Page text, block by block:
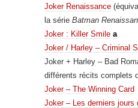
Joker Renaissance
la série Batman
Joker : Killer Smile a
Joker / Harley – Criminal
Joker + Harley – Bad
différents récits complets
Joker – The Winning Card
Joker – Les derniers jours